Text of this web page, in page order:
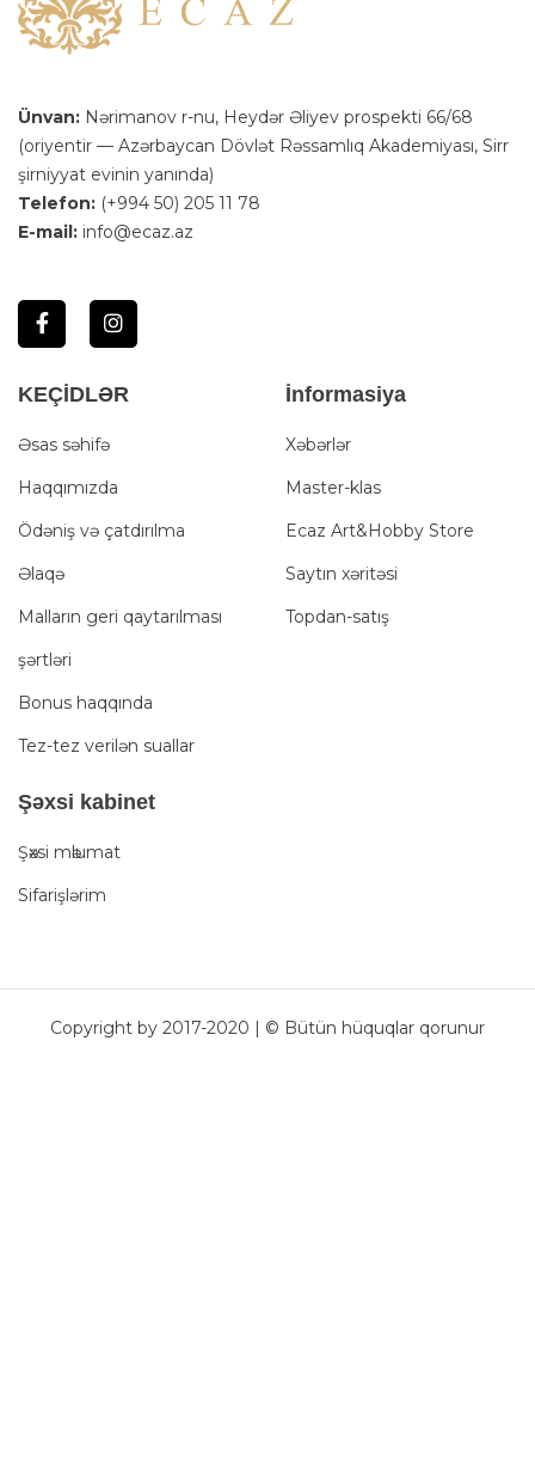
Ünvan: Nərimanov r-nu, Heydər Əliyev prospekti 66/68
(oriyentir — Azərbaycan Dövlət Rəssamlıq Akademiyası, Sirr
şirniyyat evinin yanında)
Telefon: (+994 50) 205 11 78
E-mail: info@ecaz.az
KEÇİDLƏR
Əsas səhifə
Haqqımızda
Ödəniş və çatdırılma
Əlaqə
Malların geri qaytarılması
şərtləri
Bonus haqqında
Tez-tez verilən suallar
İnformasiya
Xəbərlər
Master-klas
Ecaz Art&Hobby Store
Saytın xəritəsi
Topdan-satış
Şәxsi kabinet
Şәxsi mәlumat
Sifarişlərim
Copyright by 2017-2020 | © Bütün hüquqlar qorunur